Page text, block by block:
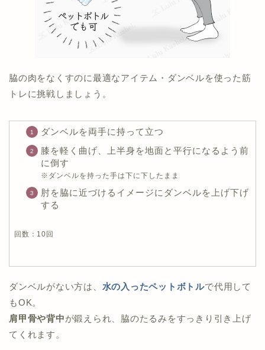
脇の肉をなくすのに最適なアイテム・ダンベルを使った筋
トレに挑戦しましょう。
ダンベルを両手に持って立つ
膝を軽く曲げ、上半身を地面と平行になるよう前
に倒す
※ダンベルを持った手は下に下したまま
肘を脇に近づけるイメージにダンベルを上げ下げ
する
回数：10回
ダンベルがない方は、 水の入ったペットボトルで代用して
もOK。
肩甲骨や背中が鍛えられ、脇のたるみをすっきり引き上げ
てくれます。